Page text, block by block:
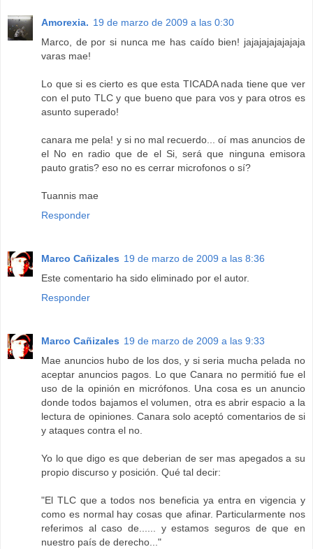
Amorexia. 19 de marzo de 2009 a las 0:30
Marco, de por si nunca me has caído bien! jajajajajajajaja
varas mae!
Lo que si es cierto es que esta TICADA nada tiene que ver
con el puto TLC y que bueno que para vos y para otros es
asunto superado!
canara me pela! y si no mal recuerdo... oí mas anuncios de
el No en radio que de el Si, será que ninguna emisora
pauto gratis? eso no es cerrar microfonos o sí?
Tuannis mae
Responder
Marco Cañizales 19 de marzo de 2009 a las 8:36
Este comentario ha sido eliminado por el autor.
Responder
Marco Cañizales 19 de marzo de 2009 a las 9:33
Mae anuncios hubo de los dos, y si seria mucha pelada no
aceptar anuncios pagos. Lo que Canara no permitió fue el
uso de la opinión en micrófonos. Una cosa es un anuncio
donde todos bajamos el volumen, otra es abrir espacio a la
lectura de opiniones. Canara solo aceptó comentarios de si
y ataques contra el no.
Yo lo que digo es que deberian de ser mas apegados a su
propio discurso y posición. Qué tal decir:
"El TLC que a todos nos beneficia ya entra en vigencia y
como es normal hay cosas que afinar. Particularmente nos
referimos al caso de...... y estamos seguros de que en
nuestro país de derecho..."